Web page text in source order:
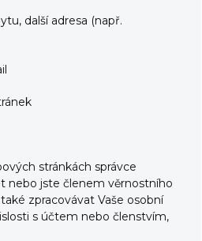
další adresa (např.
stránkách správce
nebo jste členem věrnostního
zpracovávat Vaše osobní
s účtem nebo členstvím,